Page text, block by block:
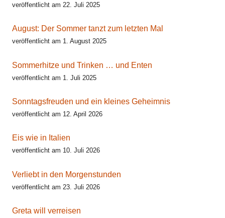
veröffentlicht am 22. Juli 2025
August: Der Sommer tanzt zum letzten Mal
veröffentlicht am 1. August 2025
Sommerhitze und Trinken … und Enten
veröffentlicht am 1. Juli 2025
Sonntagsfreuden und ein kleines Geheimnis
veröffentlicht am 12. April 2026
Eis wie in Italien
veröffentlicht am 10. Juli 2026
Verliebt in den Morgenstunden
veröffentlicht am 23. Juli 2026
Greta will verreisen